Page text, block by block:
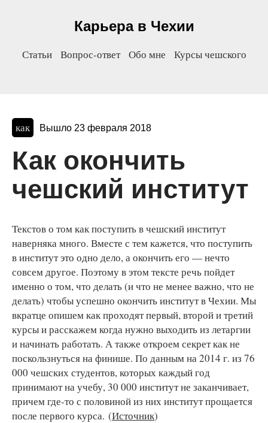
Карьера в Чехии
Статьи Вопрос-ответ Обо мне Курсы чешского
как Вышло 23 февраля 2018
Как окончить
чешский институт
Текстов о том как поступить в чешский институт
наверняка много. Вместе с тем кажется, что поступить
в институт это одно дело, а окончить его — нечто
совсем другое. Поэтому в этом тексте речь пойдет
именно о том, что делать (и что не менее важно, что не
делать) чтобы успешно окончить институт в Чехии. Мы
вкратце опишем как проходят первый, второй и третий
курсы и расскажем когда нужно выходить из летаргии
и начинать работать. А также откроем секрет как не
поскользнуться на финише. По данным на 2014 г. из 76
000 чешских студентов, которых каждый год
принимают на учебу, 30 000 институт не заканчивает,
причем где-то с половиной из них институт прощается
после первого курса. (Источник)